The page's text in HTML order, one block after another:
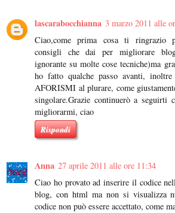
lascarabocchianna 3 marzo 2011 alle
Ciao,come prima cosa ti
consigli che dai per migliorare
ignorante su molte cose tecniche)ma
ho fatto qualche passo avanti,
AFORISMI al plurare, come
singolare.Grazie continuerò a seguirti
migliorarmi, ciao
Rispondi
Anna 27 aprile 2011 alle ore 11:34
Ciao ho provato ad inserire il codice
blog, con html ma non si visualizza
codice non può essere accettato, come